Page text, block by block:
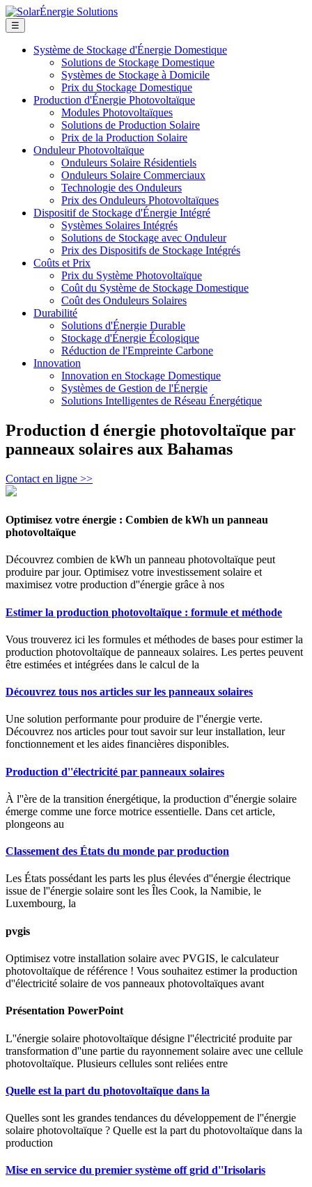
☰
Système de Stockage d'Énergie Domestique
Solutions de Stockage Domestique
Systèmes de Stockage à Domicile
Prix du Stockage Domestique
Production d'Énergie Photovoltaïque
Modules Photovoltaïques
Solutions de Production Solaire
Prix de la Production Solaire
Onduleur Photovoltaïque
Onduleurs Solaire Résidentiels
Onduleurs Solaire Commerciaux
Technologie des Onduleurs
Prix des Onduleurs Photovoltaïques
Dispositif de Stockage d'Énergie Intégré
Systèmes Solaires Intégrés
Solutions de Stockage avec Onduleur
Prix des Dispositifs de Stockage Intégrés
Coûts et Prix
Prix du Système Photovoltaïque
Coût du Système de Stockage Domestique
Coût des Onduleurs Solaires
Durabilité
Solutions d'Énergie Durable
Stockage d'Énergie Écologique
Réduction de l'Empreinte Carbone
Innovation
Innovation en Stockage Domestique
Systèmes de Gestion de l'Énergie
Solutions Intelligentes de Réseau Énergétique
Production d énergie photovoltaïque par
panneaux solaires aux Bahamas
Contact en ligne >>
Optimisez votre énergie : Combien de kWh un panneau
photovoltaïque
Découvrez combien de kWh un panneau photovoltaïque peut
produire par jour. Optimisez votre investissement solaire et
maximisez votre production d''énergie grâce à nos
Estimer la production photovoltaïque : formule et méthode
Vous trouverez ici les formules et méthodes de bases pour estimer la
production photovoltaïque de panneaux solaires. Les pertes peuvent
être estimées et intégrées dans le calcul de la
Découvrez tous nos articles sur les panneaux solaires
Une solution performante pour produire de l''énergie verte.
Découvrez nos articles pour tout savoir sur leur installation, leur
fonctionnement et les aides financières disponibles.
Production d''électricité par panneaux solaires
À l''ère de la transition énergétique, la production d''énergie solaire
émerge comme une force motrice essentielle. Dans cet article,
plongeons au
Classement des États du monde par production
Les États possédant les parts les plus élevées d''énergie électrique
issue de l''énergie solaire sont les Îles Cook, la Namibie, le
Luxembourg, la
pvgis
Optimisez votre installation solaire avec PVGIS, le calculateur
photovoltaïque de référence ! Vous souhaitez estimer la production
d''électricité solaire de vos panneaux photovoltaïques avant
Présentation PowerPoint
L''énergie solaire photovoltaïque désigne l''électricité produite par
transformation d''une partie du rayonnement solaire avec une cellule
photovoltaïque. Plusieurs cellules sont reliées entre
Quelle est la part du photovoltaïque dans la
Quelles sont les grandes tendances du développement de l''énergie
solaire photovoltaïque ? Quelle est la part du photovoltaïque dans la
production
Mise en service du premier système off grid d''Irisolaris